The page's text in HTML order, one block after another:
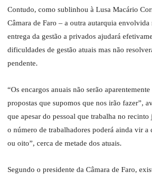
Contudo, como sublinhou à Lusa Macário
Câmara de Faro – a outra autarquia envolvida
entrega da gestão a privados ajudará
dificuldades de gestão atuais mas não
pendente.
“Os encargos anuais não serão
propostas que supomos que nos irão fazer”,
que apesar do pessoal que trabalha no
o número de trabalhadores poderá ainda vir a
ou oito”, cerca de metade dos atuais.
Segundo o presidente da Câmara de Faro,